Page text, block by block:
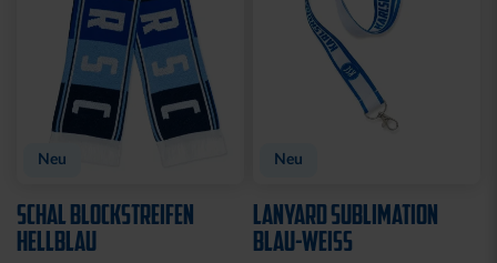
Neu
SCHAL BLOCKSTREIFEN
HELLBLAU
Neu
LANYARD SUBLIMATION
BLAU-WEISS